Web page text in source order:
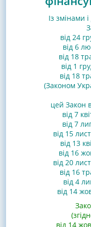
Із змінами
від 24
від 6
від 18
від 1
від 18
(Законом
цей Закон
від 7
від 7
від 15
від 13
від 16
від 20
від 16
від 4
від 14
від 14